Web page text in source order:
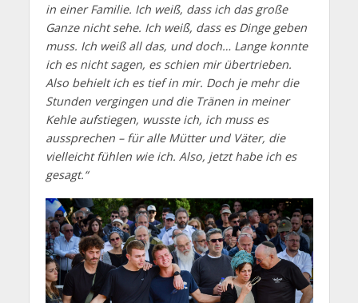
in einer Familie. Ich weiß, dass ich das große
Ganze nicht sehe. Ich weiß, dass es Dinge geben
muss. Ich weiß all das, und doch… Lange konnte
ich es nicht sagen, es schien mir übertrieben.
Also behielt ich es tief in mir. Doch je mehr die
Stunden vergingen und die Tränen in meiner
Kehle aufstiegen, wusste ich, ich muss es
aussprechen – für alle Mütter und Väter, die
vielleicht fühlen wie ich. Also, jetzt habe ich es
gesagt.“